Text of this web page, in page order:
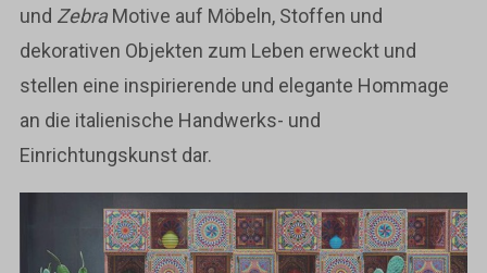
und Zebra Motive auf Möbeln, Stoffen und
dekorativen Objekten zum Leben erweckt und
stellen eine inspirierende und elegante Hommage
an die italienische Handwerks- und
Einrichtungskunst dar.